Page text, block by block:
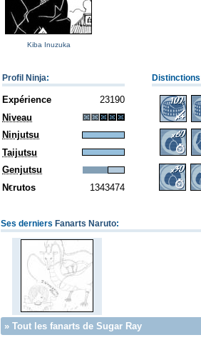
Kiba Inuzuka
Profil Ninja:
Expérience
23190
Niveau
Ninjutsu
Taijutsu
Genjutsu
N€rutos 1343474
Ses derniers Fanarts Naruto:
» Tout les fanarts de Sugar Ray